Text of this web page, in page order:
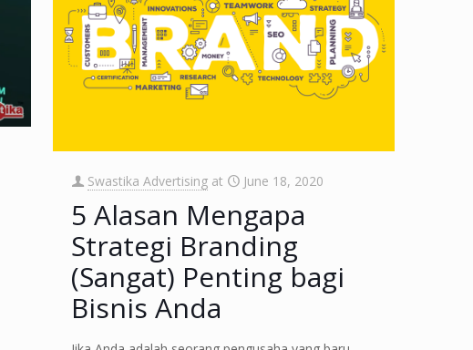
Swastika Advertising at June 18, 2020
5 Alasan Mengapa
Strategi Branding
(Sangat) Penting bagi
Bisnis Anda